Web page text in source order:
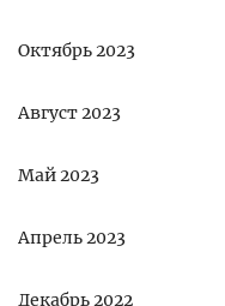
Октябрь 2023
Август 2023
Май 2023
Апрель 2023
Декабрь 2022